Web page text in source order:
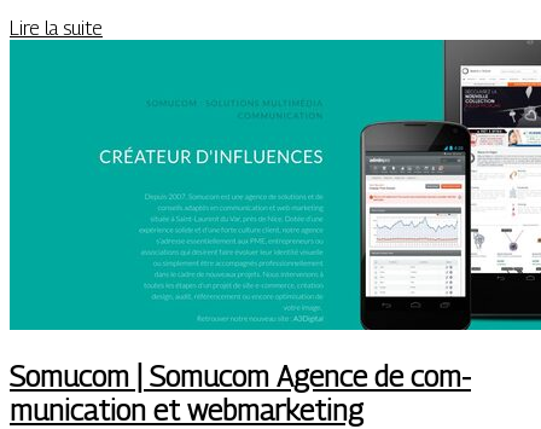
Lire la suite
Somucom | Somucom Agence de com­
munica­tion et web­mar­ke­ting